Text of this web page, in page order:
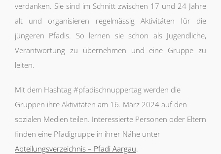
verdanken. Sie sind im Schnitt zwischen 17 und 24 Jahre
alt und organisieren regelmässig Aktivitäten für die
jüngeren Pfadis. So lernen sie schon als Jugendliche,
Verantwortung zu übernehmen und eine Gruppe zu
leiten.
Mit dem Hashtag #pfadischnuppertag werden die
Gruppen ihre Aktivitäten am 16. März 2024 auf den
sozialen Medien teilen. Interessierte Personen oder Eltern
finden eine Pfadigruppe in ihrer Nähe unter
Abteilungsverzeichnis – Pfadi Aargau.